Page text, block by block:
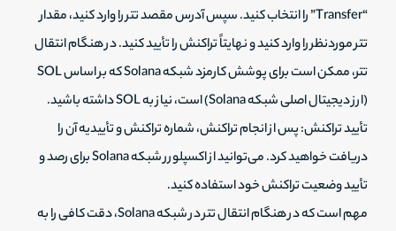
“Transfer” را انتخاب کنید. سپس آدرس مقصد تتر را وارد کنید، مقدار
تتر موردنظر را وارد کنید و نهایتاً تراکنش را تأیید کنید. در هنگام انتقال
تتر، ممکن است برای پوشش کارمزد شبکه Solana که بر اساس SOL
(ارز دیجیتال اصلی شبکه Solana) است، نیاز به SOL داشته باشید.
تأیید تراکنش: پس از انجام تراکنش، شماره تراکنش و تأییدیه آن را
دریافت خواهید کرد. می‌توانید از اکسپلورر شبکه Solana برای رصد و
تأیید وضعیت تراکنش خود استفاده کنید.
مهم است که در هنگام انتقال تتر در شبکه Solana، دقت کافی را به